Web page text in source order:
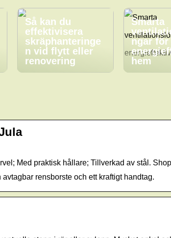
Så kan du
effektivisera
skräphanteringe
n vid flytt eller
renovering
Smarta
ngar för
hem
Med praktisk hållare; Tillverkad av stål.
rensborste och ett kraftigt handtag.